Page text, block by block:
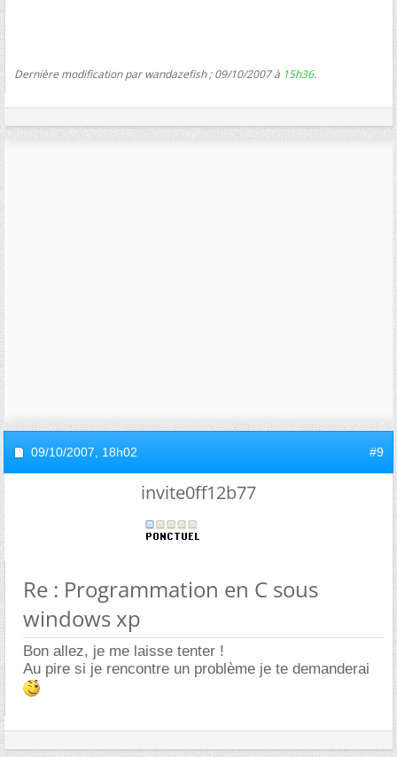
Dernière modification par wandazefish ; 09/10/2007 à 15h36.
09/10/2007, 18h02 #9
invite0ff12b77
Re : Programmation en C sous
windows xp
Bon allez, je me laisse tenter !
Au pire si je rencontre un problème je te demanderai